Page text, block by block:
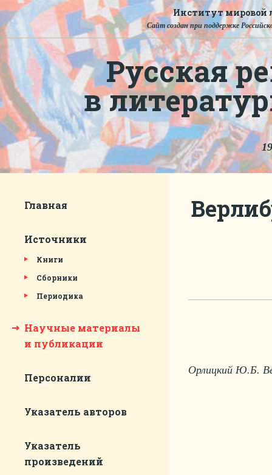
Институт мировой
Сайт создан при поддержке
Русская
в
Главная
Источники
Книги
Сборники
Периодика
Научные материалы
и публикации
Персоналии
Указатель авторов
Указатель
произведений
Орлицкий Ю.Б.